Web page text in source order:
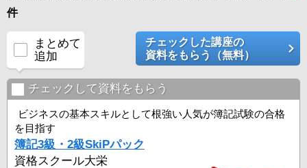
件
まとめて
追加
チェックした講座の
資料をもらう（無料）
チェックして資料をもらう
ビジネスの基本スキルとして根強い人気が簿記試験の合格
を目指す
簿記3級・2級SkiPパック
資格スクール大栄